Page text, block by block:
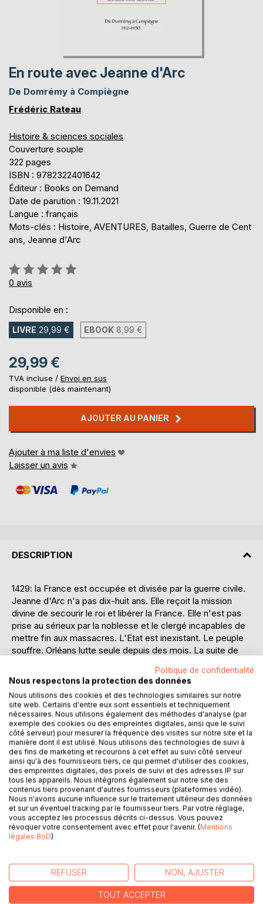
En route avec Jeanne d'Arc
De Domrémy à Compiègne
Frédéric Rateau
Histoire & sciences sociales
Couverture souple
322 pages
ISBN : 9782322401642
Éditeur : Books on Demand
Date de parution : 19.11.2021
Langue : français
Mots-clés : Histoire, AVENTURES, Batailles, Guerre de Cent
ans, Jeanne d'Arc
Évaluation:
0%
0 avis
Disponible en :
LIVRE 29,99 € EBOOK 8,99 €
29,99 €
TVA incluse / Envoi en sus
disponible (dès maintenant)
AJOUTER AU PANIER
Ajouter à ma liste d'envies
Laisser un avis
DESCRIPTION
1429: la France est occupée et divisée par la guerre civile.
Jeanne d'Arc n'a pas dix-huit ans. Elle reçoit la mission
divine de secourir le roi et libérer la France. Elle n'est pas
prise au sérieux par la noblesse et le clergé incapables de
mettre fin aux massacres. L'Etat est inexistant. Le peuple
souffre. Orléans lutte seule depuis des mois. La suite de
faire un panégyrique du seul héros féminin de l'histoire de
France, ni même de tirer un portrait pamphlétaire. Des
écrivains célèbres se sont livrés à cet exercice. Partons
avec elle dans ces deux ans d'aventure, soyons au
spectacle de la reconstitution des routes, des villes
traversées et des maisons encore existantes où elle a
séjourné, soyons témoins de ses batailles politiques et
militaires. Nous découvrons un roi toujours indécis porté
par les évènements; habitants et soldats enthousiastes
pleins d'espoir qui se rallient à sa bannière. Les
conséquences politiques sont considérables. Dans ce
monde où Isabeau de Bavière avait signé à Troyes la mort
de la France, dans ce monde où le dauphin doutait d'être le
dauphin, la France d'être la France, l'armée d'être une
que le peuple aspire à passer l'occupant. Le passage de
Jeanne ne fut-il que celui d'une comète qui aurait laissé
uniquement les poussières d'une légende, colportée par la
Politique de confidentialité
Nous respectons la protection des données
Nous utilisons des cookies et des technologies similaires sur notre
site web. Certains d'entre eux sont essentiels et techniquement
nécessaires. Nous utilisons également des méthodes d'analyse (par
exemple des cookies ou des empreintes digitales, ainsi que le suivi
côté serveur) pour mesurer la fréquence des visites sur notre site et la
manière dont il est utilisé. Nous utilisons des technologies de suivi à
des fins de marketing et recourons à cet effet au suivi côté serveur
ainsi qu'à des fournisseurs tiers, ce qui permet d'utiliser des cookies,
des empreintes digitales, des pixels de suivi et des adresses IP sur
tous les appareils. Nous intégrons également sur notre site des
contenus tiers provenant d'autres fournisseurs (plateformes vidéo).
Nous n'avons aucune influence sur le traitement ultérieur des données
et sur un éventuel tracking par le fournisseur tiers. Par votre réglage,
vous acceptez les processus décrits ci-dessus. Vous pouvez
révoquer votre consentement avec effet pour l'avenir. (Mentions
légales BoD)
REFUSER NON, AJUSTER
TOUT ACCEPTER